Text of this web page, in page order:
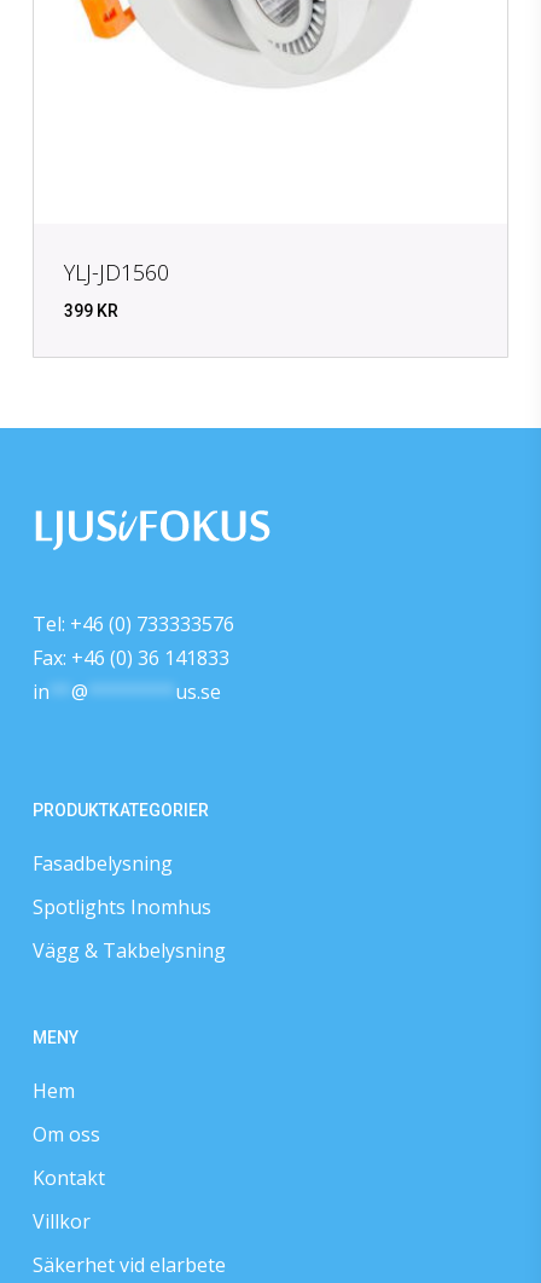
YLJ-JD1560
399 KR
Tel: +46 (0) 733333576
Fax: +46 (0) 36 141833
in
@ us.se
PRODUKTKATEGORIER
Fasadbelysning
Spotlights Inomhus
Vägg & Takbelysning
MENY
Hem
Om oss
Kontakt
Villkor
Säkerhet vid elarbete